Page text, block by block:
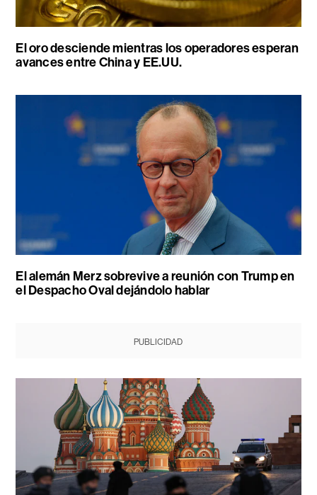
El oro desciende mientras los operadores esperan
avances entre China y EE.UU.
El alemán Merz sobrevive a reunión con Trump en
el Despacho Oval dejándolo hablar
PUBLICIDAD